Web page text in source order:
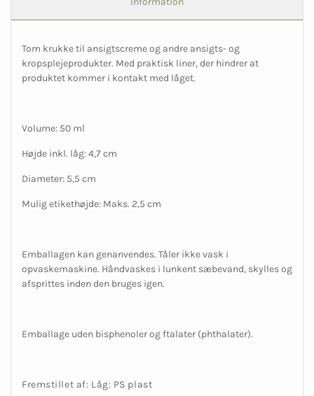
Tom krukke til ansigtscreme og andre ansigts- og
kropsplejeprodukter. Med praktisk liner, der hindrer at
produktet kommer i kontakt med låget.
Volume: 50 ml
Højde inkl. låg: 4,7 cm
Diameter: 5,5 cm
Mulig etikethøjde: Maks. 2,5 cm
Emballagen kan genanvendes. Tåler ikke vask i
opvaskemaskine. Håndvaskes i lunkent sæbevand, skylles og
afsprittes inden den bruges igen.
Emballage uden bisphenoler og ftalater (phthalater).
Fremstillet af: Låg: PS plast